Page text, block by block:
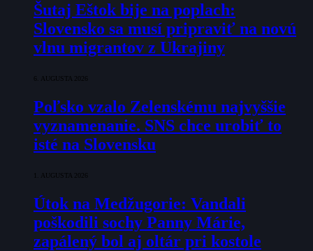
Šutaj Eštok bije na poplach:
Slovensko sa musí pripraviť na novú
vlnu migrantov z Ukrajiny
6. AUGUSTA 2026
Poľsko vzalo Zelenskému najvyššie
vyznamenanie. SNS chce urobiť to
isté na Slovensku
1. AUGUSTA 2026
Útok na Medžugorie: Vandali
poškodili sochy Panny Márie,
zapálený bol aj oltár pri kostole